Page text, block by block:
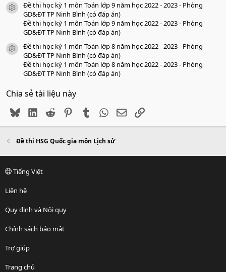
icon tài liệu
Đề thi học kỳ 1 môn Toán lớp 9 năm học 2022 - 2023 - Phòng
GD&ĐT TP Ninh Bình (có đáp án)
Đề thi học kỳ 1 môn Toán lớp 9 năm học 2022 - 2023 - Phòng
GD&ĐT TP Ninh Bình (có đáp án)
icon tài liệu
Đề thi học kỳ 1 môn Toán lớp 8 năm học 2022 - 2023 - Phòng
GD&ĐT TP Ninh Bình (có đáp án)
Đề thi học kỳ 1 môn Toán lớp 8 năm học 2022 - 2023 - Phòng
GD&ĐT TP Ninh Bình (có đáp án)
Chia sẻ tài liệu này
BlueskyLinkedIn
Reddit PinterestTumblr WhatsApp
EmailLink
Đề thi HSG Quốc gia môn Lịch sử
Tiếng Việt
Liên hệ
Quy định và Nội quy
Chính sách bảo mật
Trợ giúp
Trang chủ